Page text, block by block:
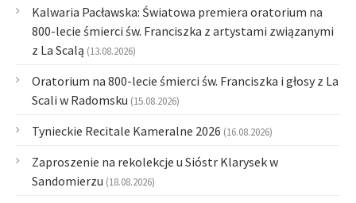
Kalwaria Pacławska: Światowa premiera oratorium na
800-lecie śmierci św. Franciszka z artystami związanymi
z La Scalą (13.08.2026)
Oratorium na 800-lecie śmierci św. Franciszka i głosy z La
Scali w Radomsku (15.08.2026)
Tynieckie Recitale Kameralne 2026 (16.08.2026)
Zaproszenie na rekolekcje u Sióstr Klarysek w
Sandomierzu (18.08.2026)